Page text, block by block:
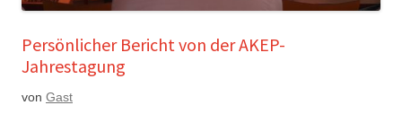
Persönlicher Bericht von der AKEP-
Jahrestagung
von Gast